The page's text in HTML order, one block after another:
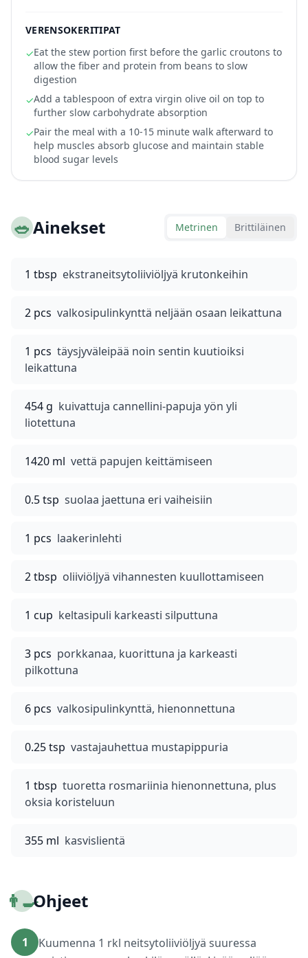
VERENSOKERITIPAT
✓Eat the stew portion first before the garlic croutons to
allow the fiber and protein from beans to slow
digestion
✓Add a tablespoon of extra virgin olive oil on top to
further slow carbohydrate absorption
✓Pair the meal with a 10-15 minute walk afterward to
help muscles absorb glucose and maintain stable
blood sugar levels
🥗Ainekset Metrinen Brittiläinen
1 tbsp ekstraneitsytoliiviöljyä krutonkeihin
2 pcs valkosipulinkynttä neljään osaan leikattuna
1 pcs täysjyväleipää noin sentin kuutioiksi
leikattuna
454 g kuivattuja cannellini-papuja yön yli
liotettuna
1420 ml vettä papujen keittämiseen
0.5 tsp suolaa jaettuna eri vaiheisiin
1 pcs laakerinlehti
2 tbsp oliiviöljyä vihannesten kuullottamiseen
1 cup keltasipuli karkeasti silputtuna
3 pcs porkkanaa, kuorittuna ja karkeasti
pilkottuna
6 pcs valkosipulinkynttä, hienonnettuna
0.25 tsp vastajauhettua mustapippuria
1 tbsp tuoretta rosmariinia hienonnettuna, plus
oksia koristeluun
355 ml kasvislientä
👨‍🍳Ohjeet
1
Kuumenna 1 rkl neitsytoliiviöljyä suuressa